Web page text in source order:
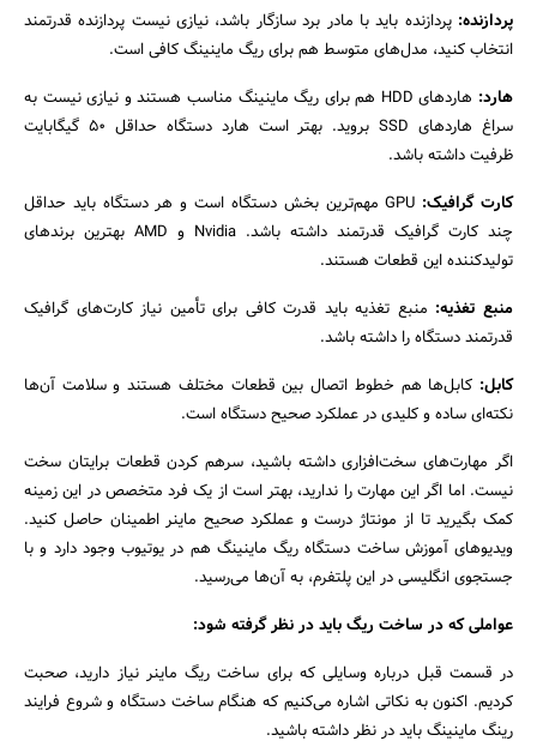
پردازنده: پردازنده باید با مادر برد سازگار باشد، نیازی نیست پردازنده قدرتمند
انتخاب کنید، مدل‌های متوسط هم برای ریگ ماینینگ کافی است.
هارد:
هاردهای HDD هم برای ریگ ماینینگ مناسب هستند و نیازی نیست به
سراغ هاردهای SSD بروید. بهتر است هارد دستگاه حداقل ۵۰ گیگابایت
ظرفیت داشته باشد.
کارت گرافیک:
GPU مهم‌ترین بخش دستگاه است و هر دستگاه باید حداقل
چند کارت گرافیک قدرتمند داشته باشد. Nvidia و AMD بهترین برندهای
تولیدکننده این قطعات هستند.
منبع تغذیه: منبع تغذیه باید قدرت کافی برای تأمین نیاز کارت‌های گرافیک
قدرتمند دستگاه‌ را داشته باشد.
کابل: کابل‌ها هم خطوط اتصال بین قطعات مختلف هستند و سلامت آن‌ها
نکته‌ای ساده و کلیدی در عملکرد صحیح دستگاه است.
اگر مهارت‌های سخت‌افزاری داشته باشید، سرهم کردن قطعات برایتان سخت
نیست. اما اگر این مهارت را ندارید، بهتر است از یک فرد متخصص در این زمینه
کمک بگیرید تا از مونتاژ درست و عملکرد صحیح ماینر اطمینان حاصل کنید.
ویدیوهای آموزش ساخت دستگاه ریگ ماینینگ هم در یوتیوب وجود دارد و با
جستجوی انگلیسی در این پلتفرم، به آن‌ها می‌رسید.
عواملی که در ساخت ریگ باید در نظر گرفته شود:
در قسمت قبل درباره وسایلی که برای ساخت ریگ ماینر نیاز دارید، صحبت
کردیم. اکنون به نکاتی اشاره می‌کنیم که هنگام ساخت دستگاه و شروع فرایند
رینگ ماینینگ باید در نظر داشته باشید.